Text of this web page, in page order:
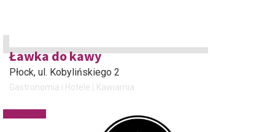
Ławka do kawy
Płock, ul. Kobylińskiego 2
Gastronomia i Hotele Kawiarnia